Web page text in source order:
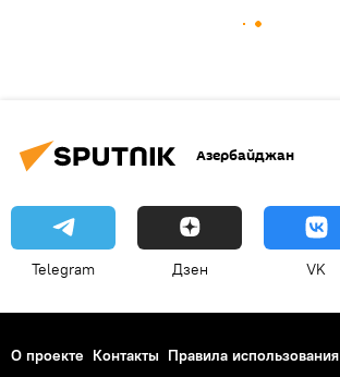
Азербайджан
Telegram Дзен VK
О проекте Контакты Правила использования